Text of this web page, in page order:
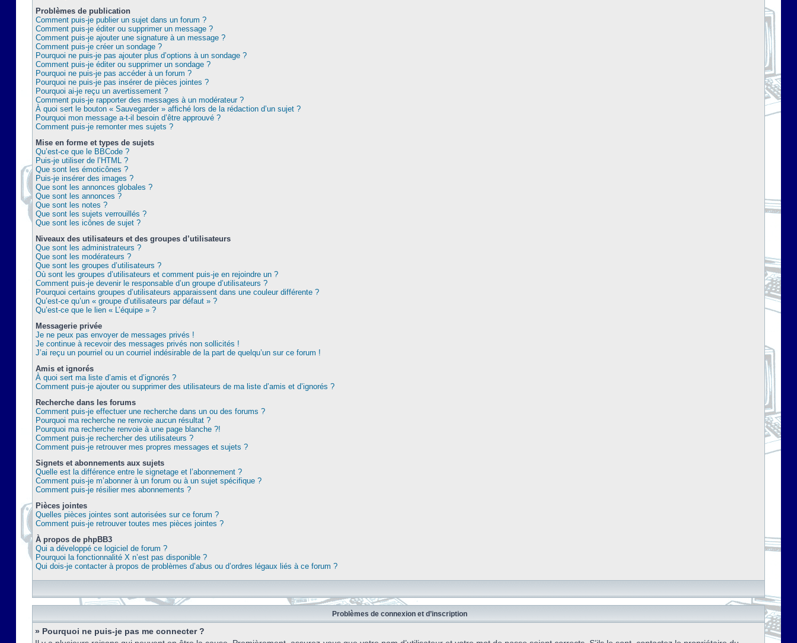
Problèmes de publication
Comment puis-je publier un sujet dans un forum ?
Comment puis-je éditer ou supprimer un message ?
Comment puis-je ajouter une signature à un message ?
Comment puis-je créer un sondage ?
Pourquoi ne puis-je pas ajouter plus d’options à un sondage ?
Comment puis-je éditer ou supprimer un sondage ?
Pourquoi ne puis-je pas accéder à un forum ?
Pourquoi ne puis-je pas insérer de pièces jointes ?
Pourquoi ai-je reçu un avertissement ?
Comment puis-je rapporter des messages à un modérateur ?
À quoi sert le bouton « Sauvegarder » affiché lors de la rédaction d’un sujet ?
Pourquoi mon message a-t-il besoin d’être approuvé ?
Comment puis-je remonter mes sujets ?
Mise en forme et types de sujets
Qu’est-ce que le BBCode ?
Puis-je utiliser de l’HTML ?
Que sont les émoticônes ?
Puis-je insérer des images ?
Que sont les annonces globales ?
Que sont les annonces ?
Que sont les notes ?
Que sont les sujets verrouillés ?
Que sont les icônes de sujet ?
Niveaux des utilisateurs et des groupes d’utilisateurs
Que sont les administrateurs ?
Que sont les modérateurs ?
Que sont les groupes d’utilisateurs ?
Où sont les groupes d’utilisateurs et comment puis-je en rejoindre un ?
Comment puis-je devenir le responsable d’un groupe d’utilisateurs ?
Pourquoi certains groupes d’utilisateurs apparaissent dans une couleur différente ?
Qu’est-ce qu’un « groupe d’utilisateurs par défaut » ?
Qu’est-ce que le lien « L’équipe » ?
Messagerie privée
Je ne peux pas envoyer de messages privés !
Je continue à recevoir des messages privés non sollicités !
J’ai reçu un pourriel ou un courriel indésirable de la part de quelqu’un sur ce forum !
Amis et ignorés
À quoi sert ma liste d’amis et d’ignorés ?
Comment puis-je ajouter ou supprimer des utilisateurs de ma liste d’amis et d’ignorés ?
Recherche dans les forums
Comment puis-je effectuer une recherche dans un ou des forums ?
Pourquoi ma recherche ne renvoie aucun résultat ?
Pourquoi ma recherche renvoie à une page blanche ?!
Comment puis-je rechercher des utilisateurs ?
Comment puis-je retrouver mes propres messages et sujets ?
Signets et abonnements aux sujets
Quelle est la différence entre le signetage et l’abonnement ?
Comment puis-je m’abonner à un forum ou à un sujet spécifique ?
Comment puis-je résilier mes abonnements ?
Pièces jointes
Quelles pièces jointes sont autorisées sur ce forum ?
Comment puis-je retrouver toutes mes pièces jointes ?
À propos de phpBB3
Qui a développé ce logiciel de forum ?
Pourquoi la fonctionnalité X n’est pas disponible ?
Qui dois-je contacter à propos de problèmes d’abus ou d’ordres légaux liés à ce forum ?
Problèmes de connexion et d’inscription
» Pourquoi ne puis-je pas me connecter ?